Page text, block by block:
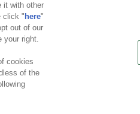
ト対応方針
it with other
click " here"
out of our
your right.
cookies
of the